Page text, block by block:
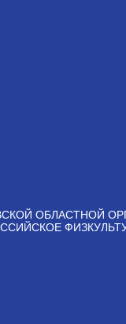
ОБЛАСТНОЙ